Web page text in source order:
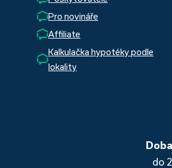
Pro novináře
Affiliate
Kalkulačka hypotéky podle
lokality
do